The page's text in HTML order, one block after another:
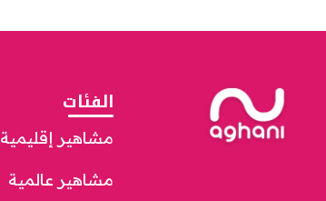
الفئات
مشاهير إقليمية
مشاهير عالمية